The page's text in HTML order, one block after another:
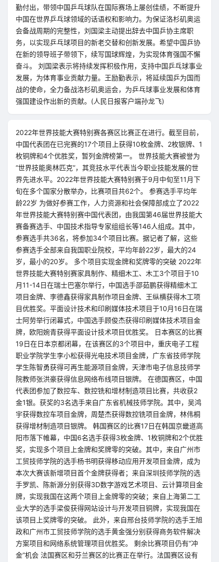
勤付出，带领中国乒乓球队在国际赛场上屡创佳绩，不断提升
中国在世界乒乓球领域的话语权和影响力。为保证洛杉矶奥运
会备战周期的完整性，刘国梁主动提出辞去中国乒协主席职
务，以实现乒乓球项目的新老交替和创新发展。希望中国乒协
在新的领导班子带领下，续写国球辉煌，为实现体育强国不懈
奋斗。 刘国梁表示将持续发挥积极作用，支持中国乒乓球事业
发展，为体育事业贡献力量。王励勤表示，将延续国乒为国而
战的使命，全力备战洛杉矶奥运会，为乒乓球事业发展和体育
强国建设作出新的贡献。(人民日报客户端孙龙飞)
2022年世界技能大赛特别赛各赛区比赛正在进行。截至目前，
中国代表团在已完赛的17个项目上获得10枚金牌、2枚银牌、1
枚铜牌和4个优胜奖，暂列金牌榜第一。 世界技能大赛被誉为
“世界技能奥林匹克”，其竞技水平代表当今职业技能发展的世
界先进水平。2022年世界技能大赛特别赛于9月中旬至11月下
旬在多个国家分散举办，比赛项目共62个。 参赛选手平均年
龄22岁 为做好参赛工作，人力资源和社会保障部成立了2022
年世界技能大赛特别赛中国代表团，由我国第46届世界技能大
赛备赛选手、中国技术指导专家组组长等146人组成。其中，
参赛选手共36名，将参加34个项目比赛。据记者了解，这些
参赛选手全部来自我国职业院校，平均年龄22岁，最大的24
岁，最小的20岁。 多个项目实现金牌和奖牌零的突破 2022年
世界技能大赛特别赛家具制作、精细木工、木工3个项目于10
月11-14日在瑞士巴塞尔举行，中国选手邵茹鹏获得精细木工
项目金牌、李德鑫获得家具制作项目金牌、王纵横获得木工项
目优胜奖。平面设计技术和印刷媒体技术项目于10月16日在瑞
士阿劳举行闭幕式，中国选手顾俊杰获得印刷媒体技术项目金
牌，欧阳婉青获得平面设计技术项目优胜奖。 日本赛区的比赛
19日在日本京都闭幕，在该赛区的3个项目中，重庆电子工程
职业学院学生李小松获得光电技术项目金牌，广东省技师学院
学生陈智勇获得可再生能源项目金牌，天津市电子信息技师学
院教师张洪豪获得信息网络布线项目银牌。 在德国赛区，中国
代表团参加了数控车、数控铣和增材制造项目比赛，共收获2
金1银。获奖的3名选手来自广东省机械技师学院。其中，吴鸿
宇获得数控车项目金牌，周楚杰获得数控铣项目金牌，林伟桐
获得增材制造项目银牌。 韩国赛区的比赛17日在韩国京畿道高
阳市落下帷幕，中国6名选手获得3枚金牌、1枚铜牌和2个优胜
奖，实现多个项目上金牌和奖牌零的突破。其中，来自广州市
工贸技师学院的选手杨书明获得移动应用开发项目金牌，成为
本次大赛该新增项目首个金牌获得者；来自深圳技师学院的选
手罗凯、陈新源分别获得3D数字游戏艺术项目、云计算项目金
牌，实现我国在这两个项目上金牌零的突破；来自上海第二工
业大学的选手梁俊获得网站设计与开发项目铜牌，实现我国在
该项目上奖牌零的突破。 此外，来自邢台技师学院的选手王旭
政和广州市工贸技师学院的选手黄金强分别获得商务软件解决
方案项目和网络系统管理项目优胜奖。 剩余比赛项目仍有“冲
金”机会 法国赛区和芬兰赛区的比赛正在举行。法国赛区设有